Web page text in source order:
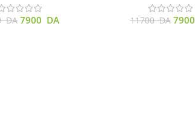
DA 7900 DA 11700DA 7900